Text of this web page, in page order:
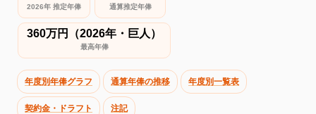
2026年 推定年俸 通算推定年俸
360万円（2026年・巨人）
最高年俸
年度別年俸グラフ 通算年俸の推移 年度別一覧表
契約金・ドラフト 注記